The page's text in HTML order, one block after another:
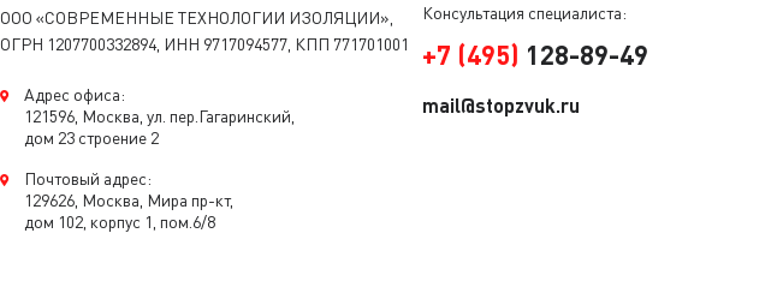
ООО «СОВРЕМЕННЫЕ ТЕХНОЛОГИИ ИЗОЛЯЦИИ»,
ОГРН 1207700332894, ИНН 9717094577, КПП 771701001
Адрес офиса:
121596, Москва, ул. пер.Гагаринский,
дом 23 строение 2
Почтовый адрес:
129626, Москва, Мира пр-кт,
дом 102, корпус 1, пом.6/8
Консультация специалиста:
+7 (495) 128-89-49
mail@stopzvuk.ru